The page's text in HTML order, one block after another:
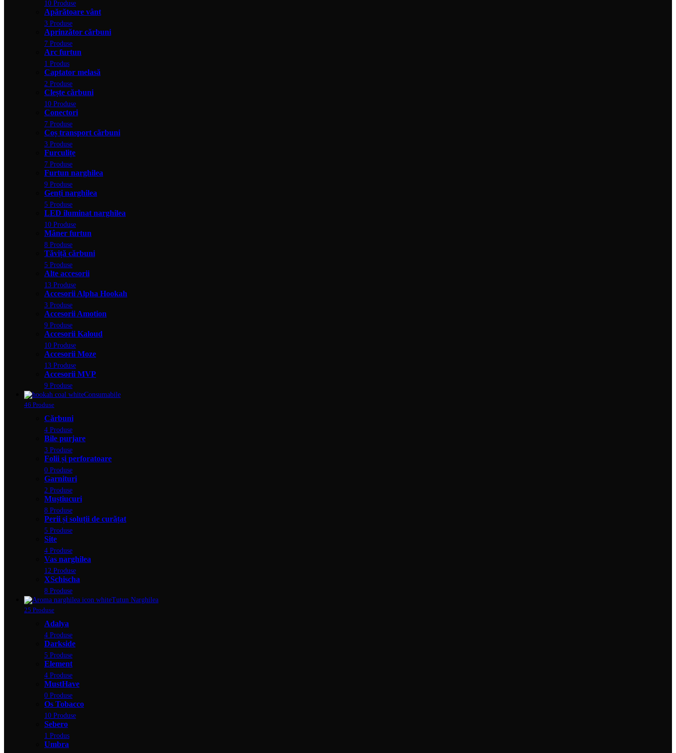
10 Produse
Apărătoare vânt
3 Produse
Aprinzător cărbuni
7 Produse
Arc furtun
1 Produs
Captator melasă
2 Produse
Clește cărbuni
10 Produse
Conectori
7 Produse
Coș transport cărbuni
3 Produse
Furculițe
7 Produse
Furtun narghilea
9 Produse
Genți narghilea
5 Produse
LED iluminat narghilea
10 Produse
Mâner furtun
8 Produse
Tăviță cărbuni
5 Produse
Alte accesorii
13 Produse
Accesorii Alpha Hookah
3 Produse
Accesorii Amotion
9 Produse
Accesorii Kaloud
10 Produse
Accesorii Moze
13 Produse
Accesorii MVP
9 Produse
Consumabile
46 Produse
Cărbuni
4 Produse
Bile purjare
3 Produse
Folii și perforatoare
0 Produse
Garnituri
2 Produse
Muștiucuri
8 Produse
Perii și soluții de curățat
5 Produse
Site
4 Produse
Vas narghilea
12 Produse
XSchischa
8 Produse
Tutun Narghilea
25 Produse
Adalya
4 Produse
Darkside
5 Produse
Element
4 Produse
MustHave
0 Produse
Os Tobacco
10 Produse
Sebero
1 Produs
Umbra